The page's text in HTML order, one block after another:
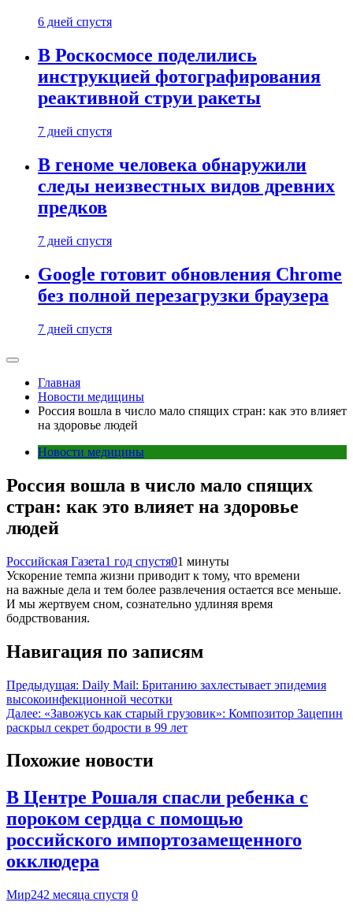
6 дней спустя
В Роскосмосе поделились
инструкцией фотографирования
реактивной струи ракеты
7 дней спустя
В геноме человека обнаружили
следы неизвестных видов древних
предков
7 дней спустя
Google готовит обновления Chrome
без полной перезагрузки браузера
7 дней спустя
Главная
Новости медицины
Россия вошла в число мало спящих стран: как это влияет
на здоровье людей
Новости медицины
Россия вошла в число мало спящих
стран: как это влияет на здоровье
людей
Российская Газета1 год спустя01 минуты
Ускорение темпа жизни приводит к тому, что времени
на важные дела и тем более развлечения остается все меньше.
И мы жертвуем сном, сознательно удлиняя время
бодрствования.
Навигация по записям
Предыдущая: Daily Mail: Британию захлестывает эпидемия
высокоинфекционной чесотки
Далее: «Завожусь как старый грузовик»: Композитор Зацепин
раскрыл секрет бодрости в 99 лет
Похожие новости
В Центре Рошаля спасли ребенка с
пороком сердца с помощью
российского импортозамещенного
окклюдера
Мир242 месяца спустя 0